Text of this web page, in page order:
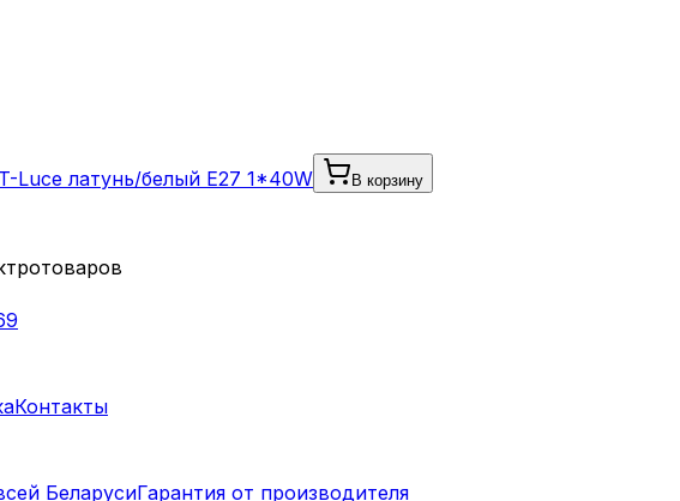
Luce латунь/белый E27 1*40W
В корзину
Контакты
БеларусиГарантия от производителя